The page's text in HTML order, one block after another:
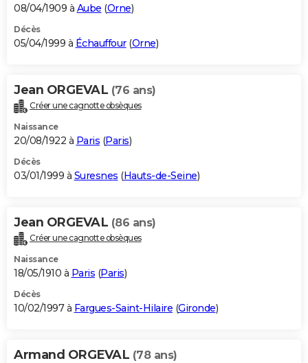
08/04/1909 à Aube (Orne)
Décès
05/04/1999 à Échauffour(Orne)
Jean ORGEVAL (76 ans)
Créer une cagnotte obsèques
Naissance
20/08/1922 à Paris (Paris)
Décès
03/01/1999 à Suresnes (Hauts-de-Seine)
Jean ORGEVAL (86 ans)
Créer une cagnotte obsèques
Naissance
18/05/1910 à Paris (Paris)
Décès
10/02/1997 à Fargues-Saint-Hilaire (Gironde)
Armand ORGEVAL (78 ans)